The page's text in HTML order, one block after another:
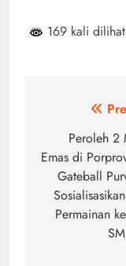
169 kali dilihat
Navigasi
posPeroleh 2
Emas di
Gateball
Permainan